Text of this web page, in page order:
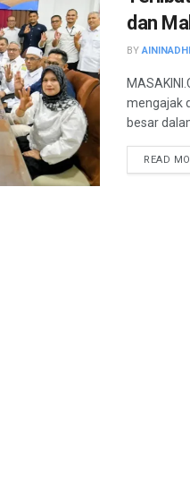
dan
BY
mengajak
besar
READ